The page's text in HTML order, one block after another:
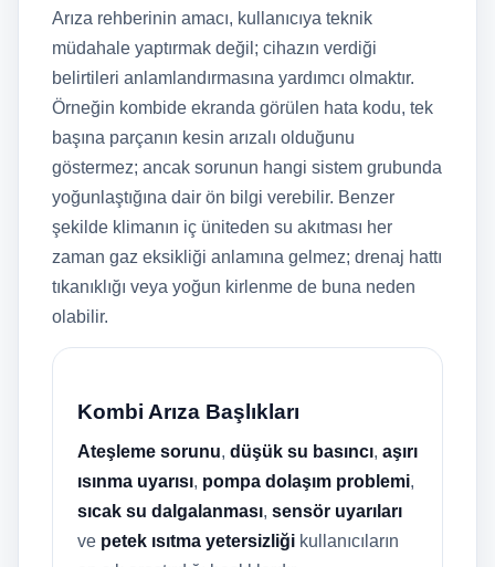
Arıza rehberinin amacı, kullanıcıya teknik
müdahale yaptırmak değil; cihazın verdiği
belirtileri anlamlandırmasına yardımcı olmaktır.
Örneğin kombide ekranda görülen hata kodu, tek
başına parçanın kesin arızalı olduğunu
göstermez; ancak sorunun hangi sistem grubunda
yoğunlaştığına dair ön bilgi verebilir. Benzer
şekilde klimanın iç üniteden su akıtması her
zaman gaz eksikliği anlamına gelmez; drenaj hattı
tıkanıklığı veya yoğun kirlenme de buna neden
olabilir.
Kombi Arıza Başlıkları
Ateşleme sorunu, düşük su basıncı, aşırı
ısınma uyarısı, pompa dolaşım problemi,
sıcak su dalgalanması, sensör uyarıları
ve petek ısıtma yetersizliği kullanıcıların